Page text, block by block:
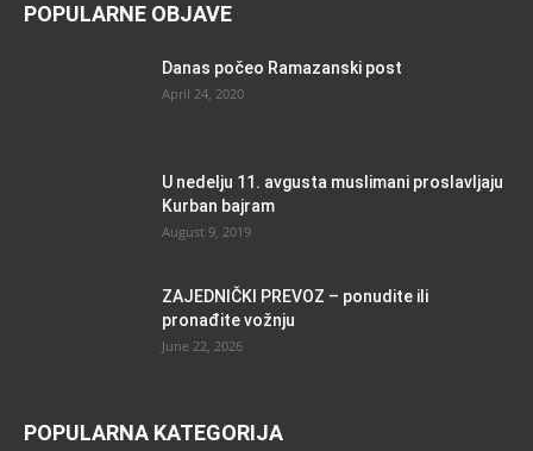
POPULARNE OBJAVE
Danas počeo Ramazanski post
April 24, 2020
U nedelju 11. avgusta muslimani proslavljaju
Kurban bajram
August 9, 2019
ZAJEDNIČKI PREVOZ – ponudite ili
pronađite vožnju
June 22, 2026
POPULARNA KATEGORIJA